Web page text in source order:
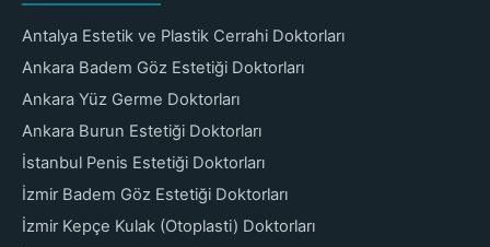
Antalya Estetik ve Plastik Cerrahi Doktorları
Ankara Badem Göz Estetiği Doktorları
Ankara Yüz Germe Doktorları
Ankara Burun Estetiği Doktorları
İstanbul Penis Estetiği Doktorları
İzmir Badem Göz Estetiği Doktorları
İzmir Kepçe Kulak (Otoplasti) Doktorları